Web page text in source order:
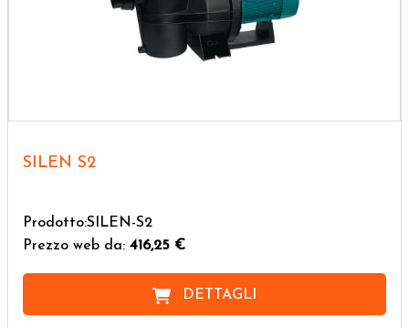
SILEN S2
Prodotto:SILEN-S2
Prezzo web da: 416,25 €
DETTAGLI